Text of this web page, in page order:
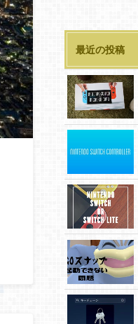
最近の投稿